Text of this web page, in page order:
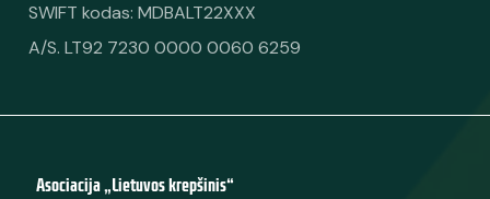
SWIFT kodas: MDBALT22XXX
A/S. LT92 7230 0000 0060 6259
Asociacija „Lietuvos krepšinis“